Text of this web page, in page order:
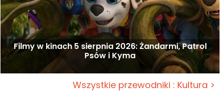
Filmy w kinach 5 sierpnia 2026: Żandarmi, Patrol
Psów i Kyma
Wszystkie przewodniki : Kultura >